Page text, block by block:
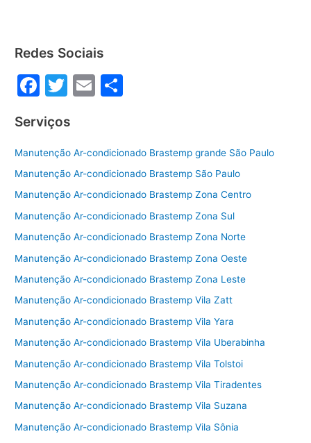
o
o
k
Redes Sociais
F
c
e
b
o
o
k
T
itt
er
E
l
e
Serviços
Manutenção Ar-condicionado Brastemp grande São Paulo
Manutenção Ar-condicionado Brastemp São Paulo
Manutenção Ar-condicionado Brastemp Zona Centro
Manutenção Ar-condicionado Brastemp Zona Sul
Manutenção Ar-condicionado Brastemp Zona Norte
Manutenção Ar-condicionado Brastemp Zona Oeste
Manutenção Ar-condicionado Brastemp Zona Leste
Manutenção Ar-condicionado Brastemp Vila Zatt
Manutenção Ar-condicionado Brastemp Vila Yara
Manutenção Ar-condicionado Brastemp Vila Uberabinha
Manutenção Ar-condicionado Brastemp Vila Tolstoi
Manutenção Ar-condicionado Brastemp Vila Tiradentes
Manutenção Ar-condicionado Brastemp Vila Suzana
Manutenção Ar-condicionado Brastemp Vila Sônia